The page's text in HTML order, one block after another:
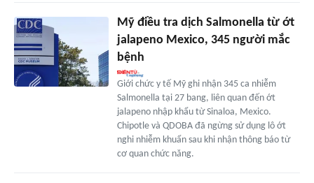
Mỹ điều tra dịch Salmonella từ ớt
jalapeno Mexico, 345 người mắc
bệnh
Giới chức y tế Mỹ ghi nhận 345 ca nhiễm
Salmonella tại 27 bang, liên quan đến ớt
jalapeno nhập khẩu từ Sinaloa, Mexico.
Chipotle và QDOBA đã ngừng sử dụng lô ớt
nghi nhiễm khuẩn sau khi nhận thông báo từ
cơ quan chức năng.